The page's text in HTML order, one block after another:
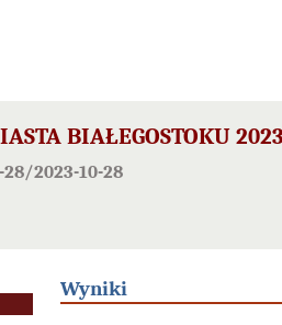
BIAŁEGOSTOKU 2023
2023-10-28
Wyniki